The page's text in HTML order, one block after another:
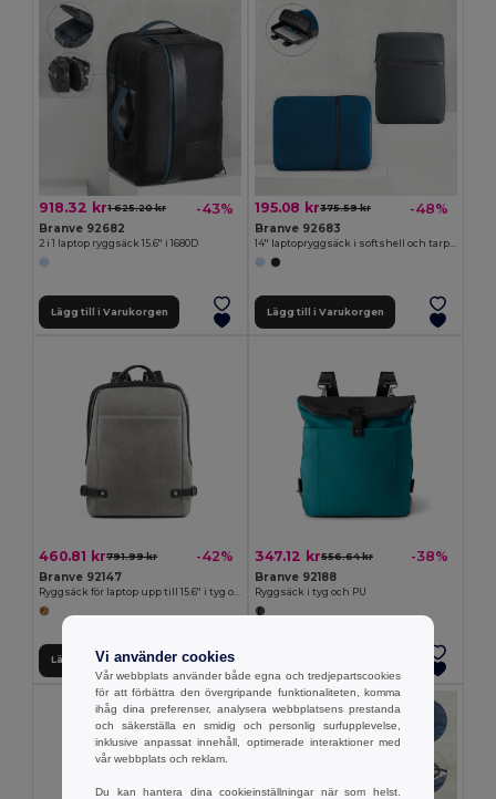
918.32 kr1 625.20 kr -43%
Branve 92682
2 i 1 laptop ryggsäck 15.6'' i 1680D
Lägg till i Varukorgen
195.08 kr375.59 kr -48%
Branve 92683
14'' laptopryggsäck i softshell och tarpaulin
Lägg till i Varukorgen
460.81 kr791.99 kr -42%
Branve 92147
Lägg till i Varukorgen
347.12 kr556.64 kr -38%
Branve 92188
Ryggsäck i tyg och PU
Vi använder cookies
Vår webbplats använder både egna och tredjepartscookies
för att förbättra den övergripande funktionaliteten, komma
ihåg dina preferenser, analysera webbplatsens prestanda
och säkerställa en smidig och personlig surfupplevelse,
inklusive anpassat innehåll, optimerade interaktioner med
vår webbplats och reklam.
Du kan hantera dina cookieinställningar när som helst.